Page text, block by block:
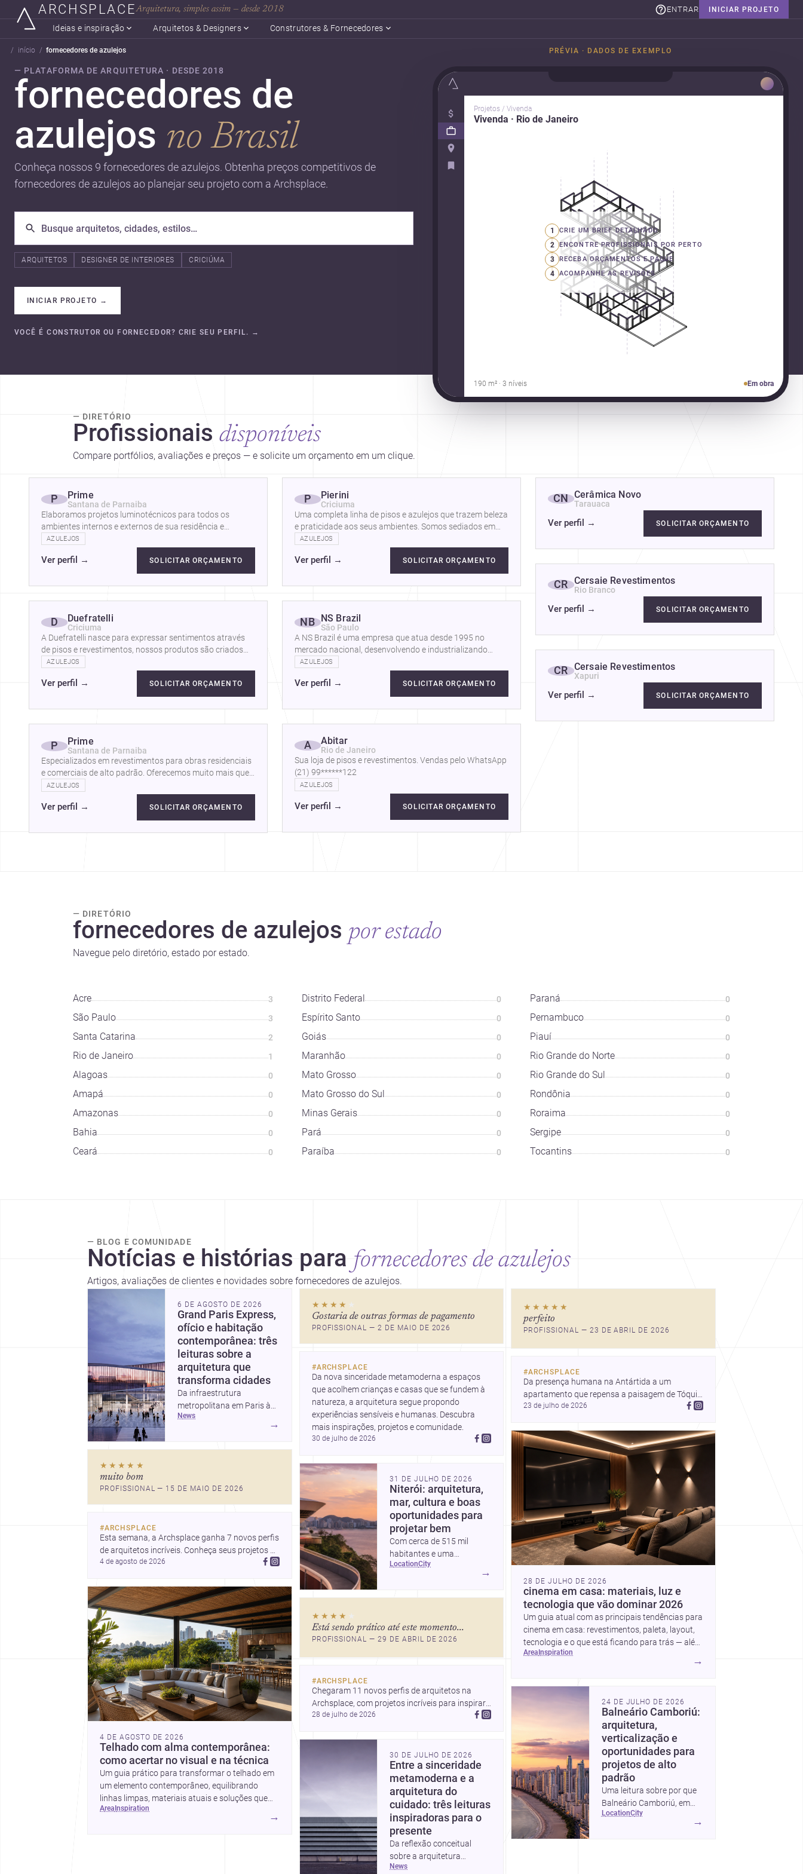
ARCHSPLACEArquitetura, simples assim — desde 2018 INICIAR PROJETO
ENTRAR
Ideias e inspiração Arquitetos & Designers Construtores & Fornecedores
início fornecedores de azulejos
— PLATAFORMA DE ARQUITETURA · DESDE 2018
fornecedores de
azulejos no Brasil
Conheça nossos 9 fornecedores de azulejos. Obtenha preços competitivos de
fornecedores de azulejos ao planejar seu projeto com a Archsplace.
ARQUITETOS DESIGNER DE INTERIORES CRICIÚMA
INICIAR PROJETO →
VOCÊ É CONSTRUTOR OU FORNECEDOR? CRIE SEU PERFIL. →
PRÉVIA · DADOS DE EXEMPLO
Projetos / Vivenda
Vivenda · Rio de Janeiro
1 CRIE UM BRIEF DETALHADO
2 ENCONTRE PROFISSIONAIS POR PERTO
3 RECEBA ORÇAMENTOS E PAGUE
4 ACOMPANHE AS REVISÕES
190 m² · 3 níveis Em obra
— DIRETÓRIO
Profissionais disponíveis
Compare portfólios, avaliações e preços — e solicite um orçamento em um clique.
P Prime
Santana de Parnaiba
Elaboramos projetos luminotécnicos para todos os
ambientes internos e externos de sua residência e
estabelecimentos comerciais, criando…
AZULEJOS
Ver perfil → SOLICITAR ORÇAMENTO
D Duefratelli
Criciuma
A Duefratelli nasce para expressar sentimentos através
de pisos e revestimentos, nossos produtos são criados
pensando nas inúmeras…
AZULEJOS
Ver perfil → SOLICITAR ORÇAMENTO
P Prime
Santana de Parnaiba
Especializados em revestimentos para obras residenciais
e comerciais de alto padrão. Oferecemos muito mais que
compras e projetos,…
AZULEJOS
Ver perfil → SOLICITAR ORÇAMENTO
P Pierini
Criciuma
Uma completa linha de pisos e azulejos que trazem beleza
e praticidade aos seus ambientes. Somos sediados em
Criciúma, Santa Catarina.…
AZULEJOS
Ver perfil → SOLICITAR ORÇAMENTO
NB NS Brazil
São Paulo
A NS Brazil é uma empresa que atua desde 1995 no
mercado nacional, desenvolvendo e industrializando
produtos de alta performance e estética…
AZULEJOS
Ver perfil → SOLICITAR ORÇAMENTO
A Abitar
Rio de Janeiro
Sua loja de pisos e revestimentos. Vendas pelo WhatsApp
(21) 99******122
AZULEJOS
Ver perfil → SOLICITAR ORÇAMENTO
CN Cerâmica Novo
Tarauaca
Ver perfil → SOLICITAR ORÇAMENTO
CR Cersaie Revestimentos
Rio Branco
Ver perfil → SOLICITAR ORÇAMENTO
CR Cersaie Revestimentos
Xapuri
Ver perfil → SOLICITAR ORÇAMENTO
— DIRETÓRIO
fornecedores de azulejos por estado
Navegue pelo diretório, estado por estado.
Acre 3
São Paulo 3
Santa Catarina 2
Rio de Janeiro 1
Alagoas 0
Amapá 0
Amazonas 0
Bahia 0
Ceará 0
Distrito Federal 0
Espírito Santo 0
Goiás 0
Maranhão 0
Mato Grosso 0
Mato Grosso do Sul 0
Minas Gerais 0
Pará 0
Paraíba 0
Paraná 0
Pernambuco 0
Piauí 0
Rio Grande do Norte 0
Rio Grande do Sul 0
Rondônia 0
Roraima 0
Sergipe 0
Tocantins 0
— BLOG E COMUNIDADE
Notícias e histórias para fornecedores de azulejos
Artigos, avaliações de clientes e novidades sobre fornecedores de azulejos.
6 DE AGOSTO DE 2026
Grand Paris Express,
ofício e habitação
contemporânea: três
leituras sobre a
arquitetura que
transforma cidades
Da infraestrutura
metropolitana em Paris à
valorização do fazer
artesanal e à casa elevada
experiência doméstica. Um
panorama inspirador para
projeto com sensibilidade e
inovação.
news
→
★★★★★
muito bom
PROFISSIONAL — 15 DE MAIO DE 2026
#ARCHSPLACE
Esta semana, a Archsplace ganha 7 novos perfis
de arquitetos incríveis. Conheça seus projetos
recentes, inspire-se com seus trabalhos e
ideias em espaços.
4 de agosto de 2026
4 DE AGOSTO DE 2026
Telhado com alma contemporânea:
como acertar no visual e na técnica
Um guia prático para transformar o telhado em
um elemento contemporâneo, equilibrando
linhas limpas, materiais atuais e soluções que
valorizam a fachada e o conforto da casa.
area inspiration
→
★★★★ ★
Gostaria de outras formas de pagamento
PROFISSIONAL — 2 DE MAIO DE 2026
#ARCHSPLACE
Da nova sinceridade metamoderna a espaços
que acolhem crianças e casas que se fundem à
natureza, a arquitetura segue propondo
experiências sensíveis e humanas. Descubra
mais inspirações, projetos e comunidade.
30 de julho de 2026
31 DE JULHO DE 2026
Niterói: arquitetura,
mar, cultura e boas
oportunidades para
projetar bem
Com cerca de 515 mil
habitantes e uma
paisagem marcada por
vista para a Baía de
Guanabara e um mercado
location city
→
★★★★ ★
Está sendo prático até este momento...
PROFISSIONAL — 29 DE ABRIL DE 2026
#ARCHSPLACE
Chegaram 11 novos perfis de arquitetos na
Archsplace, com projetos incríveis para inspirar
você. Conheça cada perfil e descubra novas
28 de julho de 2026
30 DE JULHO DE 2026
Entre a sinceridade
metamoderna e a
arquitetura do
cuidado: três leituras
inspiradoras para o
presente
Da reflexão conceitual
sobre a arquitetura
metamoderna a dois
escala humana, bem-estar
caminhos sensíveis para a
uso e emoção com mais
profundidade.
news
★★★★★
perfeito
PROFISSIONAL — 23 DE ABRIL DE 2026
#ARCHSPLACE
Da presença humana na Antártida a um
apartamento que repensa a paisagem de Tóquio
e uma casa em Amã integrada ao terreno.
comunidade na Archsplace.
23 de julho de 2026
28 DE JULHO DE 2026
cinema em casa: materiais, luz e
tecnologia que vão dominar 2026
Um guia atual com as principais tendências para
cinema em casa: revestimentos, paleta, layout,
tecnologia e o que está ficando para trás — além
de ideias simples para atualizar sem reforma
area inspiration
→
24 DE JULHO DE 2026
Balneário Camboriú:
arquitetura,
verticalização e
oportunidades para
projetos de alto
padrão
Uma leitura sobre por que
Balneário Camboriú, em
Santa Catarina, virou
location city
→